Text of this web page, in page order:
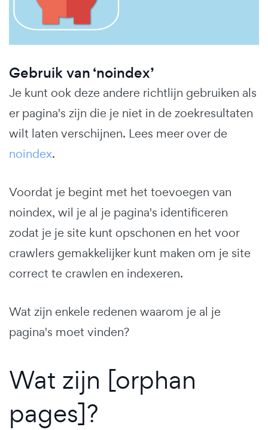
Gebruik van ‘noindex’
Je kunt ook deze andere richtlijn gebruiken als
er pagina's zijn die je niet in de zoekresultaten
wilt laten verschijnen. Lees meer over de
noindex.
Voordat je begint met het toevoegen van
noindex, wil je al je pagina's identificeren
zodat je je site kunt opschonen en het voor
crawlers gemakkelijker kunt maken om je site
correct te crawlen en indexeren.
Wat zijn enkele redenen waarom je al je
pagina's moet vinden?
Wat zijn [orphan
pages]?